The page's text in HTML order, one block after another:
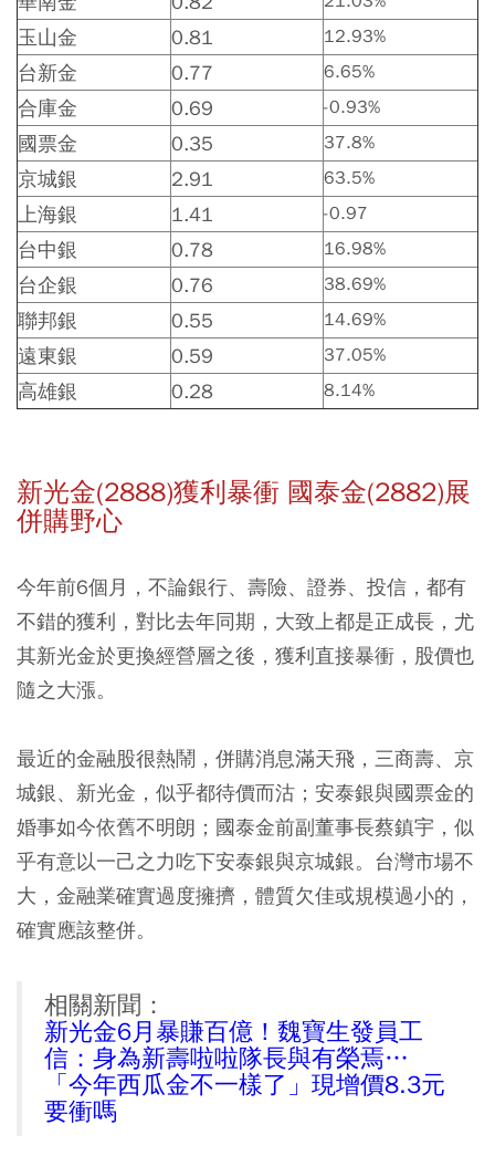
玉山金 0.81 12.93%
台新金 0.77 6.65%
合庫金 0.69 -0.93%
國票金 0.35 37.8%
京城銀 2.91 63.5%
上海銀 1.41 -0.97
台中銀 0.78 16.98%
台企銀 0.76 38.69%
聯邦銀 0.55 14.69%
遠東銀 0.59 37.05%
高雄銀 0.28 8.14%
新光金(2888)獲利暴衝 國泰金(2882)展
併購野心
今年前6個月，不論銀行、壽險、證券、投信，都有
不錯的獲利，對比去年同期，大致上都是正成長，尤
其新光金於更換經營層之後，獲利直接暴衝，股價也
隨之大漲。
最近的金融股很熱鬧，併購消息滿天飛，三商壽、京
城銀、新光金，似乎都待價而沽；安泰銀與國票金的
婚事如今依舊不明朗；國泰金前副董事長蔡鎮宇，似
乎有意以一己之力吃下安泰銀與京城銀。台灣市場不
大，金融業確實過度擁擠，體質欠佳或規模過小的，
確實應該整併。
相關新聞：
新光金6月暴賺百億！魏寶生發員工
信：身為新壽啦啦隊長與有榮焉…
「今年西瓜金不一樣了」現增價8.3元
要衝嗎